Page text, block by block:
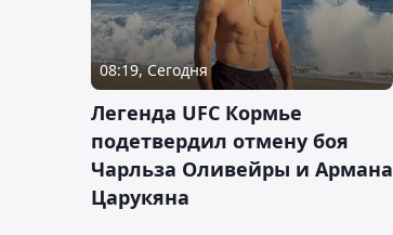
08:19, Сегодня
Легенда UFC Кормье
подетвердил отмену боя
Чарльза Оливейры и Армана
Царукяна